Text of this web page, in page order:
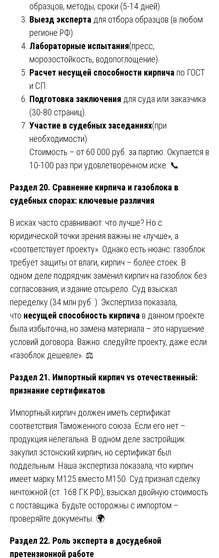
образцов, методы, сроки (5-14 дней).
Выезд эксперта для отбора образцов (в любом
регионе РФ).
Лабораторные испытания(пресс,
морозостойкость, водопоглощение).
Расчет несущей способности кирпича по ГОСТ
и СП.
Подготовка заключения для суда или заказчика
(30-80 страниц).
Участие в судебных заседаниях(при
необходимости).
Стоимость – от 60 000 руб. за партию. Окупается в
10-100 раз при удовлетворённом иске. 📞
Раздел 20. Сравнение кирпича и газоблока в
судебных спорах: ключевые различия
В исках часто сравнивают: что лучше? Но с
юридической точки зрения важны не «лучше», а
«соответствует проекту». Однако есть нюанс: газоблок
требует защиты от влаги, кирпич – более стоек. В
одном деле подрядчик заменил кирпич на газоблок без
согласования, и здание отсырело. Суд взыскал
переделку (34 млн руб. ). Экспертиза показала,
что несущей способность кирпича в данном проекте
была избыточна, но замена материала – это нарушение
условий договора. Важно: следуйте проекту, даже если
«газоблок дешевле». ⚖️
Раздел 21. Импортный кирпич vs отечественный:
признание сертификатов
Импортный кирпич должен иметь сертификат
соответствия Таможенного союза. Если его нет –
продукция нелегальна. В одном деле застройщик
закупил эстонский кирпич, но сертификат был
поддельным. Наша экспертиза показала, что кирпич
имеет марку М125 вместо М150. Суд признал сделку
ничтожной (ст. 168 ГК РФ), взыскал двойную стоимость
с поставщика. Будьте осторожны с импортом –
проверяйте документы. 🌍
Раздел 22. Роль эксперта в досудебной
претензионной работе